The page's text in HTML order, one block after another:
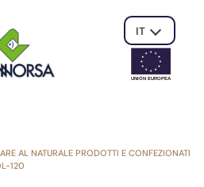
IT
UNIÓN EUROPEA
AL NATURALE PRODOTTI E CONFEZIONATI
120